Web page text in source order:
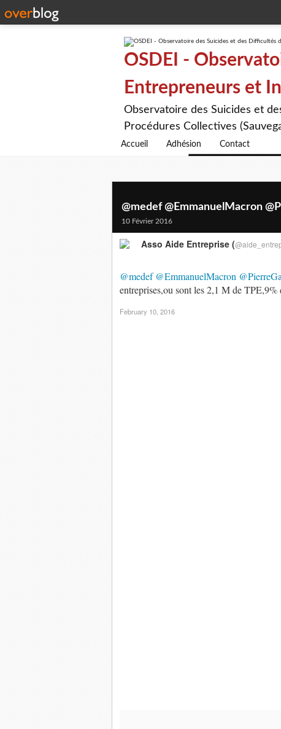
OSDEI -
Entrepreneurs et
Observatoire des Suicides et
Procédures Collectives
Accueil Adhésion Contact
@medef @EmmanuelMacron
10 Février 2016
@medef @EmmanuelMacron
entreprises,ou sont les 2,1 M de TPE,9%
Asso Aide Entreprise (
February 10, 2016